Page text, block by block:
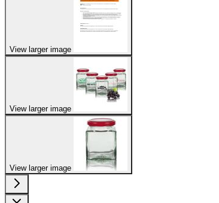
View larger image
View larger image
View larger image